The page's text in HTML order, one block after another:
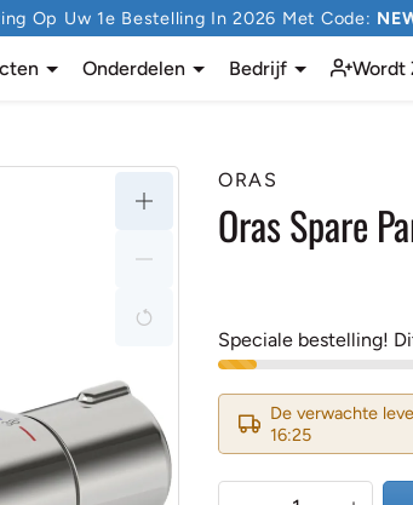
Op Uw 1e Bestelling In 2026 Met Code:
Onderdelen Bedrijf Wordt
ORAS
Oras Spare
Speciale bestelling!
De verwachte
16:25